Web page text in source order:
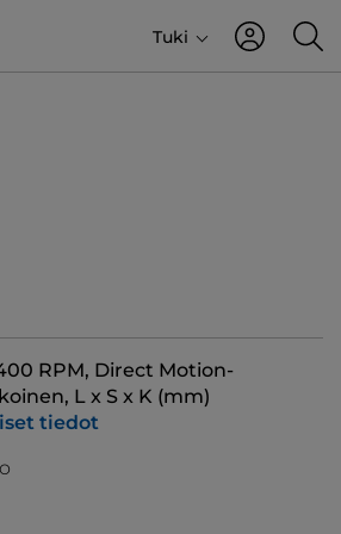
Tuki
RPM, Direct Motion-
L x S x K (mm)
tiedot